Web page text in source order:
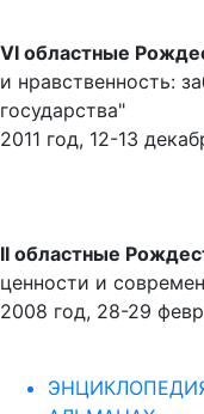
VI областные
и нравственность:
государства"
2011 год, 12-13
II областные
ценности и
2008 год, 28-29